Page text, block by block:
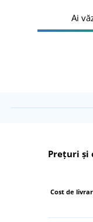
Ai
Prețuri și
Cost de